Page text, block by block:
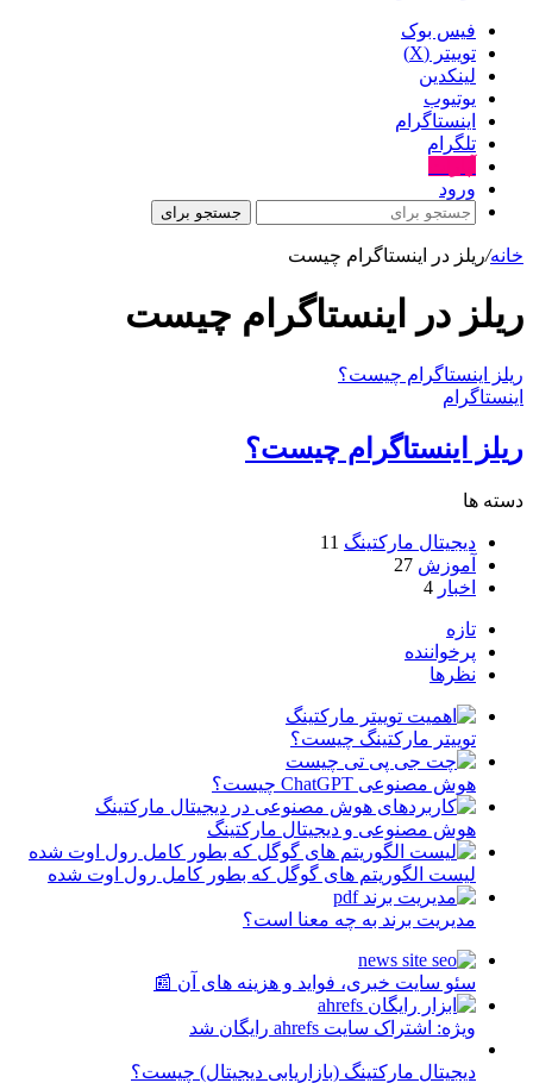
فیس بوک
توییتر (X)
لینکدین
یوتیوب
اینستاگرام
تلگرام
ورود
جستجو برای
خانه/ریلز در اینستاگرام چیست
ریلز در اینستاگرام چیست
ریلز اینستاگرام چیست؟
اینستاگرام
ریلز اینستاگرام چیست؟
دسته ها
دیجیتال مارکتینگ 11
آموزش 27
اخبار 4
تازه
پرخواننده
نظرها
توییتر مارکتینگ چیست؟
هوش مصنوعی ChatGPT چیست؟
هوش مصنوعی و دیجیتال مارکتینگ
لیست الگوریتم های گوگل که بطور کامل رول اوت شده
مدیریت برند به چه معنا است؟
سئو سایت خبری، فواید و هزینه های آن 📰
ویژه: اشتراک سایت ahrefs رایگان شد
دیجیتال مارکتینگ (بازاریابی دیجیتال) چیست؟